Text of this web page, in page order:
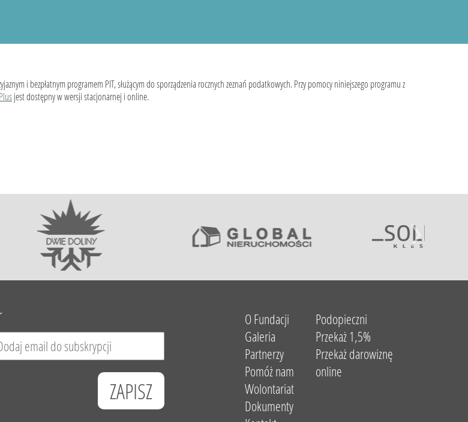
i bezpłatnym programem PIT, służącym do sporządzenia rocznych zeznań podatkowych. Przy pomocy niniejszego programu z
jest dostępny w wersji stacjonarnej i online.
O Fundacji
Galeria
Partnerzy
Pomóż nam
Wolontariat
Dokumenty
Podopieczni
Przekaż 1,5%
Przekaż darowiznę
online